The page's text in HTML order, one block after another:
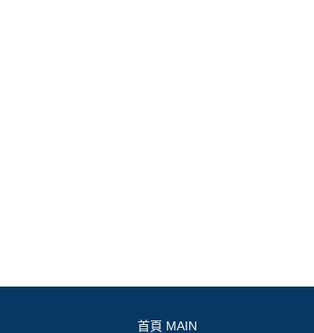
首頁 MAIN